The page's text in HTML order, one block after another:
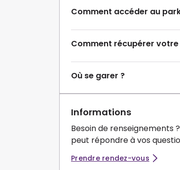
Comment accéder au
Comment récupérer votre
Où se garer ?
Informations
Besoin de renseignements
peut répondre à vos
Prendre rendez-vous